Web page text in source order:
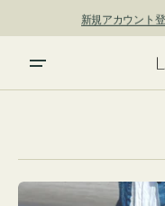
む
新規アカウント